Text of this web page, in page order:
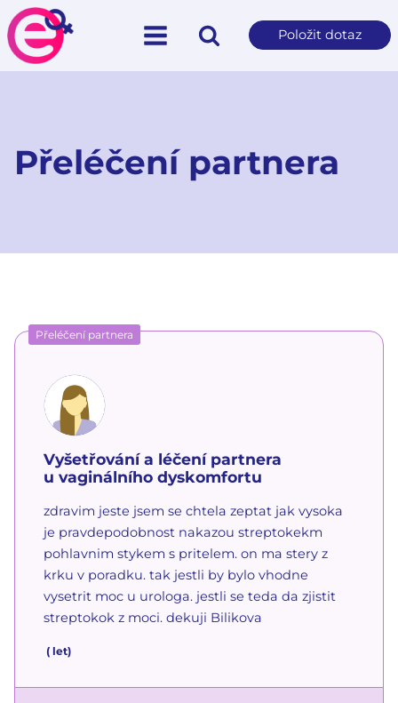
Položit dotaz
Přeléčení partnera
Přeléčení partnera
Vyšetřování a léčení partnera
u vaginálního dyskomfortu
zdravim jeste jsem se chtela zeptat jak vysoka
je pravdepodobnost nakazou streptokekm
pohlavnim stykem s pritelem. on ma stery z
krku v poradku. tak jestli by bylo vhodne
vysetrit moc u urologa. jestli se teda da zjistit
streptokok z moci. dekuji Bilikova
( let)